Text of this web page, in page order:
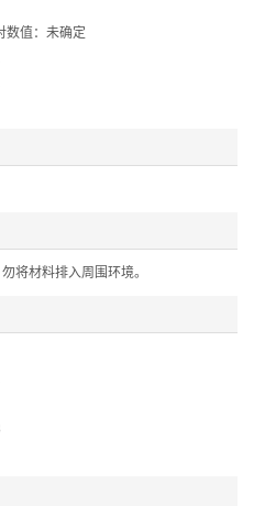
数值：未确定
将材料排入周围环境。